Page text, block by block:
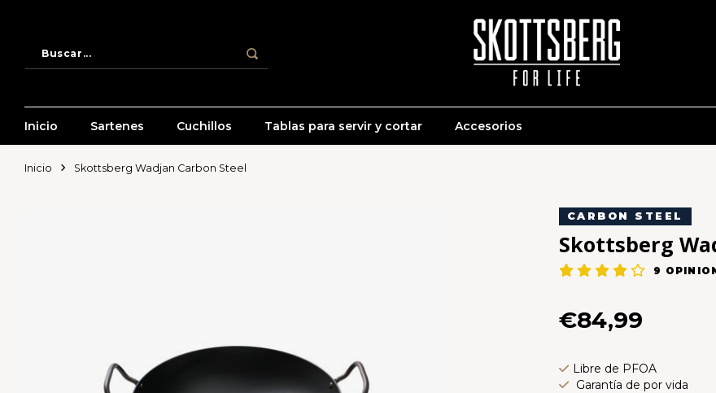
Inicio Sartenes Cuchillos Tablas para servir y cortar Accesorios
Inicio Skottsberg Wadjan Carbon Steel
CARBON STEEL
Skottsberg
9
€84,99
Libre de PFOA
Garantía de por vida